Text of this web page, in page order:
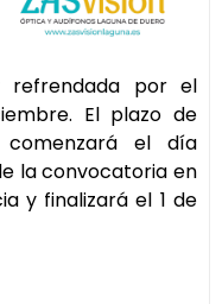
refrendada por el
El plazo de
comenzará el día
la convocatoria en
y finalizará el 1 de